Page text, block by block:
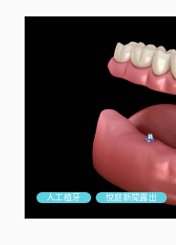
人工植牙 悅庭新聞露出